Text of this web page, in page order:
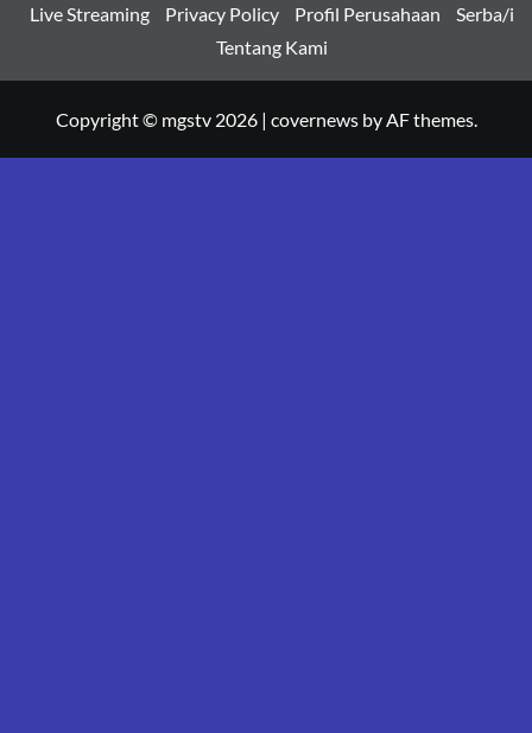
Live Streaming
Privacy Policy Profil Perusahaan
Serba/i
Tentang Kami
Copyright © mgstv 2026 | covernewsby AF themes.